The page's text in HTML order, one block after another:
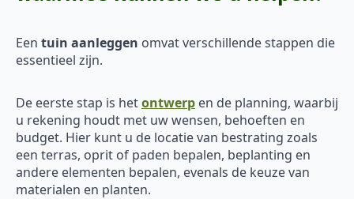
Een tuin aanleggen omvat verschillende stappen die
essentieel zijn.
De eerste stap is hetontwerp en de planning, waarbij
u rekening houdt met uw wensen, behoeften en
budget. Hier kunt u de locatie van bestrating zoals
een terras, oprit of paden bepalen, beplanting en
andere elementen bepalen, evenals de keuze van
materialen en planten.